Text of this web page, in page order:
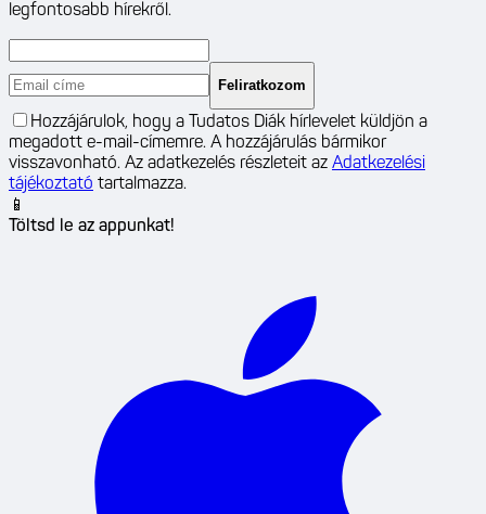
legfontosabb hírekről.
Feliratkozom
Hozzájárulok, hogy a Tudatos Diák hírlevelet küldjön a
megadott e-mail-címemre. A hozzájárulás bármikor
visszavonható. Az adatkezelés részleteit az Adatkezelési
tájékoztató tartalmazza.
📱
Töltsd le az appunkat!